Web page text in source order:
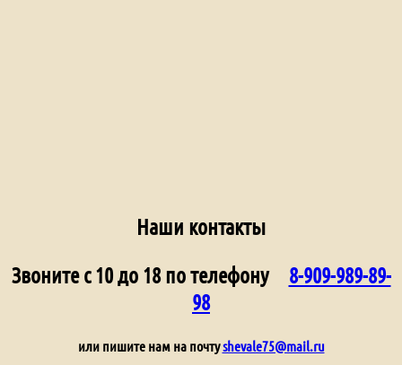
Наши контакты
Звоните с 10 до 18 по телефону
8-909-989-89-
98
или пишите нам на почтуshevale75@mail.ru